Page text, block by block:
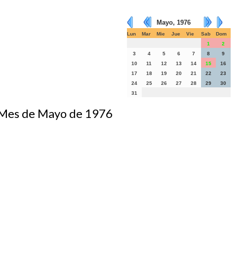
Mayo, 1976
Lun Mar Mie Jue Vie Sab
Dom
1
2
3
4 5 6 7 8
9
10
11 12 13 14 15
16
17
18 19 20 21 22
23
24
25 26 27 28 29
30
31
de Mayo de 1976